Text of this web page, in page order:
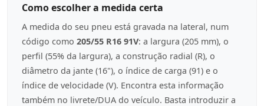
Como escolher a medida certa
A medida do seu pneu está gravada na lateral, num
código como 205/55 R16 91V: a largura (205 mm), o
perfil (55% da largura), a construção radial (R), o
diâmetro da jante (16"), o índice de carga (91) e o
índice de velocidade (V). Encontra esta informação
também no livrete/DUA do veículo. Basta introduzir a